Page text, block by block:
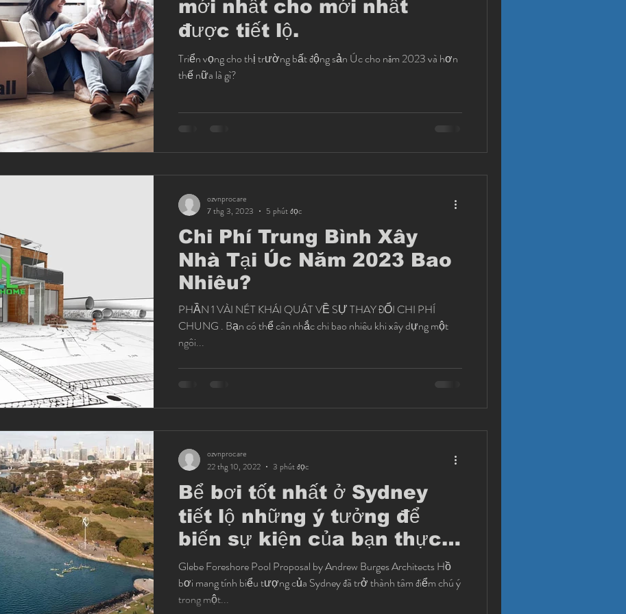
mới nhất cho mới nhất
được tiết lộ.
Triển vọng cho thị trường bất động sản Úc cho năm 2023 và hơn
thế nữa là gì?
Chi Phí Trung Bình Xây
Nhà Tại Úc Năm 2023 Bao
Nhiêu?
PHẦN 1 VÀI NÉT KHÁI QUÁT VỀ SỰ THAY ĐỔI CHI PHÍ
CHUNG . Bạn có thể cân nhắc chi bao nhiêu khi xây dựng một
ngôi...
ozvnprocare
7 thg 3, 2023
5 phút đọc
Bể bơi tốt nhất ở Sydney
tiết lộ những ý tưởng để
biến sự kiện của bạn thực
sự đáng nhớ
Glebe Foreshore Pool Proposal by Andrew Burges Architects Hồ
bơi mang tính biểu tượng của Sydney đã trở thành tâm điểm chú ý
trong một...
ozvnprocare
22 thg 10, 2022
3 phút đọc